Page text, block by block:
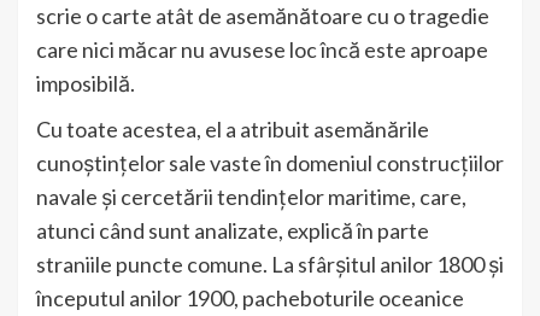
scrie o carte atât de asemănătoare cu o tragedie
care nici măcar nu avusese loc încă este aproape
imposibilă.
Cu toate acestea, el a atribuit asemănările
cunoștințelor sale vaste în domeniul construcțiilor
navale și cercetării tendințelor maritime, care,
atunci când sunt analizate, explică în parte
straniile puncte comune. La sfârșitul anilor 1800 și
începutul anilor 1900, pacheboturile oceanice